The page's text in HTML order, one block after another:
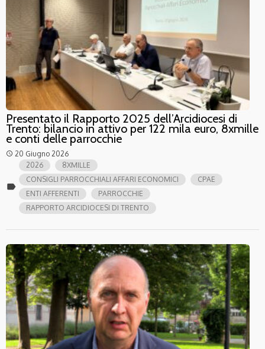
Presentato il Rapporto 2025 dell’Arcidiocesi di
Trento: bilancio in attivo per 122 mila euro, 8xmille
e conti delle parrocchie
access_time 20 Giugno 2026
label
2026
8XMILLE
CONSIGLI PARROCCHIALI AFFARI ECONOMICI
CPAE
ENTI AFFERENTI
PARROCCHIE
RAPPORTO ARCIDIOCESI DI TRENTO